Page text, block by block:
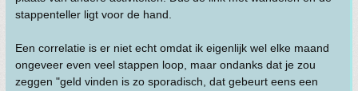
stappenteller ligt voor de hand.
Een correlatie is er niet echt omdat ik eigenlijk wel elke maand
ongeveer even veel stappen loop, maar ondanks dat je zou
zeggen "geld vinden is zo sporadisch, dat gebeurt eens een